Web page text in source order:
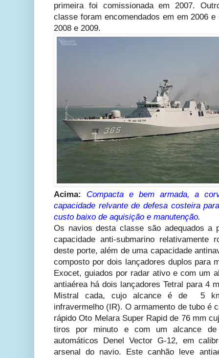
primeira foi comissionada em 2007.
classe foram encomendados em em 2006
2008 e 2009.
Acima:
Compacta e bem armada, a
capacidade relvante de defesa costeira
custo baixo de aquisição e manutenção.
Os navios desta classe são adequados a
capacidade anti-submarino relativamente
deste porte, além de uma capacidade
composto por dois lançadores duplos para
Exocet, guiados por radar ativo e com um
antiaérea há dois lançadores Tetral para 4
Mistral cada, cujo alcance é de 5
infravermelho (IR). O armamento de tubo é
rápido Oto Melara Super Rapid de 76 mm
tiros por minuto e com um alcance
automáticos Denel Vector G-12, em
arsenal do navio. Este canhão leve